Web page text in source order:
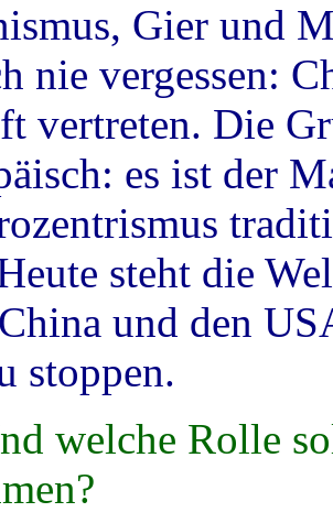
Gier und
nie vergessen:
vertreten. Die
es ist der
steht die
und den
stoppen.
welche Rolle